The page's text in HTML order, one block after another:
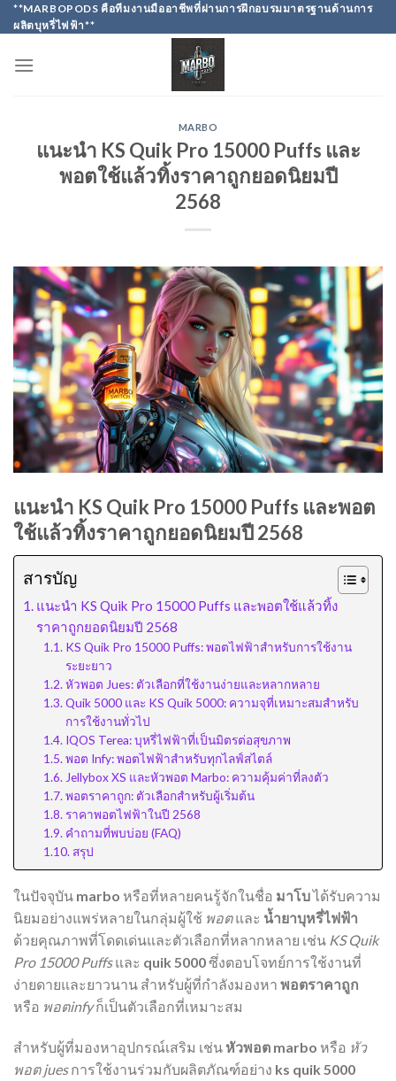
Skip
to
**MARBOPODS คือทีมงานมืออาชีพที่ผ่านการฝึกอบรมมาตรฐานด้านการ
ผลิตบุหรี่ไฟฟ้า**
MARBO
แนะนำ KS Quik Pro 15000 Puffs และ
พอตใช้แล้วทิ้งราคาถูกยอดนิยมปี
2568
แนะนำ KS Quik Pro 15000 Puffs และพอต
ใช้แล้วทิ้งราคาถูกยอดนิยมปี 2568
สารบัญ
แนะนำ KS Quik Pro 15000 Puffs และพอตใช้แล้วทิ้ง
ราคาถูกยอดนิยมปี 2568
KS Quik Pro 15000 Puffs: พอตไฟฟ้าสำหรับการใช้งาน
ระยะยาว
หัวพอต Jues: ตัวเลือกที่ใช้งานง่ายและหลากหลาย
Quik 5000 และ KS Quik 5000: ความจุที่เหมาะสมสำหรับ
การใช้งานทั่วไป
IQOS Terea: บุหรี่ไฟฟ้าที่เป็นมิตรต่อสุขภาพ
พอต Infy: พอตไฟฟ้าสำหรับทุกไลฟ์สไตล์
Jellybox XS และหัวพอต Marbo: ความคุ้มค่าที่ลงตัว
พอตราคาถูก: ตัวเลือกสำหรับผู้เริ่มต้น
ราคาพอตไฟฟ้าในปี 2568
คำถามที่พบบ่อย (FAQ)
สรุป
ในปัจจุบัน marbo หรือที่หลายคนรู้จักในชื่อ มาโบได้รับความ
นิยมอย่างแพร่หลายในกลุ่มผู้ใช้ พอตและ น้ำยาบุหรี่ไฟฟ้า
ด้วยคุณภาพที่โดดเด่นและตัวเลือกที่หลากหลาย เช่น KS Quik
Pro 15000 Puffsและ quik 5000ซึ่งตอบโจทย์การใช้งานที่
ง่ายดายและยาวนาน สำหรับผู้ที่กำลังมองหา พอตราคาถูก
หรือ พอตinfyก็เป็นตัวเลือกที่เหมาะสม
สำหรับผู้ที่มองหาอุปกรณ์เสริม เช่น หัวพอต marbo หรือ หัว
พอต juesการใช้งานร่วมกับผลิตภัณฑ์อย่าง ks quik 5000